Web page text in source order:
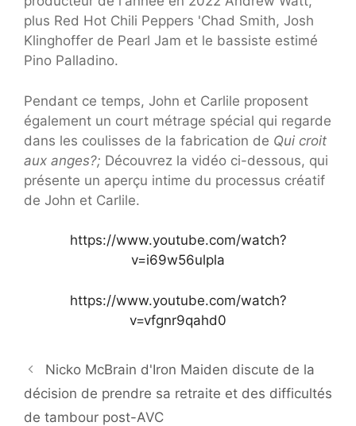
plus Red Hot Chili Peppers 'Chad Smith, Josh
Klinghoffer de Pearl Jam et le bassiste estimé
Pino Palladino.
Pendant ce temps, John et Carlile proposent
également un court métrage spécial qui regarde
dans les coulisses de la fabrication de Qui croit
aux anges?; Découvrez la vidéo ci-dessous, qui
présente un aperçu intime du processus créatif
de John et Carlile.
https://www.youtube.com/watch?
v=i69w56ulpla
https://www.youtube.com/watch?
v=vfgnr9qahd0
Nicko McBrain d'Iron Maiden discute de la
décision de prendre sa retraite et des difficultés
de tambour post-AVC